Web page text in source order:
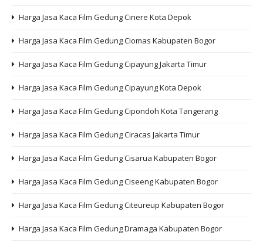
Harga Jasa Kaca Film Gedung Cinere Kota Depok
Harga Jasa Kaca Film Gedung Ciomas Kabupaten Bogor
Harga Jasa Kaca Film Gedung Cipayung Jakarta Timur
Harga Jasa Kaca Film Gedung Cipayung Kota Depok
Harga Jasa Kaca Film Gedung Cipondoh Kota Tangerang
Harga Jasa Kaca Film Gedung Ciracas Jakarta Timur
Harga Jasa Kaca Film Gedung Cisarua Kabupaten Bogor
Harga Jasa Kaca Film Gedung Ciseeng Kabupaten Bogor
Harga Jasa Kaca Film Gedung Citeureup Kabupaten Bogor
Harga Jasa Kaca Film Gedung Dramaga Kabupaten Bogor